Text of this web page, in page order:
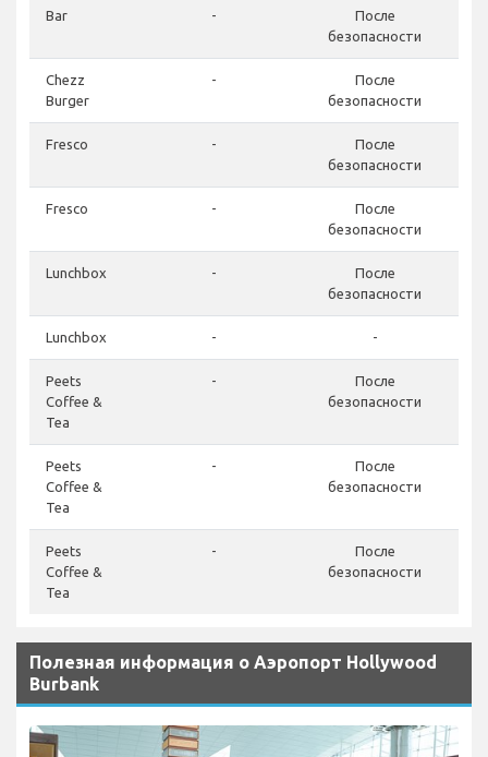
Bar -
После
безопасности
Chezz
Burger
-
После
безопасности
Fresco -
После
безопасности
Fresco -
После
безопасности
Lunchbox -
После
безопасности
Lunchbox - -
Peets
Coffee &
Tea
-
После
безопасности
Peets
Coffee &
Tea
-
После
безопасности
Peets
Coffee &
Tea
-
После
безопасности
Полезная информация о Аэропорт Hollywood
Burbank